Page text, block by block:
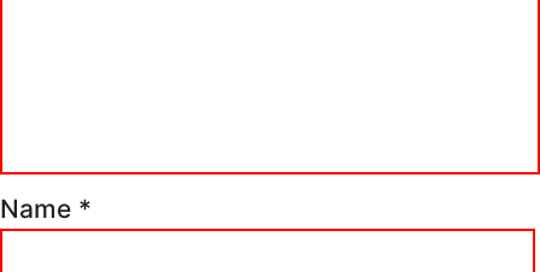
Name *